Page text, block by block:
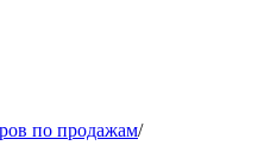
по продажам/